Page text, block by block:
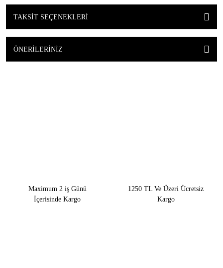
TAKSIT SEÇENEKLERI
ÖNERILERINIZ
Maximum 2 iş Günü
İçerisinde Kargo
1250 TL Ve Üzeri Ücretsiz
Kargo